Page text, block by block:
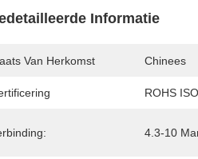
Informatie
Van Herkomst Chinees
ROHS
4.3-10